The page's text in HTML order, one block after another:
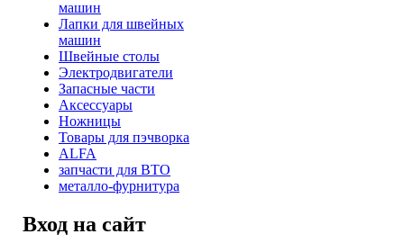
машин
Лапки для швейных
машин
Швейные столы
Электродвигатели
Запасные части
Аксессуары
Ножницы
Товары для пэчворка
ALFA
запчасти для ВТО
металло-фурнитура
Вход на сайт